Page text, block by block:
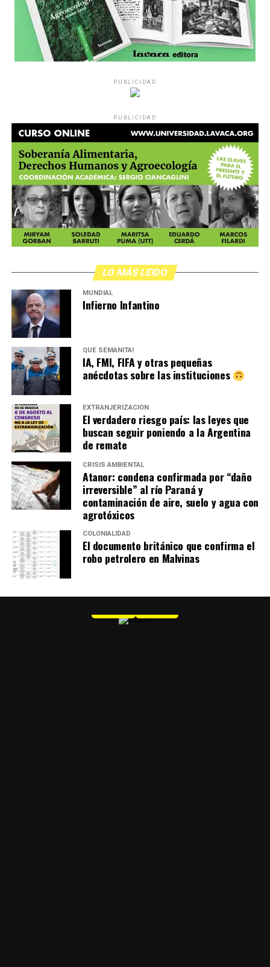
PUBLICIDAD
PUBLICIDAD
LO MÁS LEIDO
MUNDIAL
Infierno Infantino
QUÉ SEMANITA!
IA, FMI, FIFA y otras pequeñas
anécdotas sobre las instituciones
EXTRANJERIZACIÓN
El verdadero riesgo país: las leyes que
buscan seguir poniendo a la Argentina
de remate
CRISIS AMBIENTAL
Atanor: condena confirmada por “daño
irreversible” al río Paraná y
contaminación de aire, suelo y agua con
agrotóxicos
COLONIALIDAD
El documento británico que confirma el
robo petrolero en Malvinas